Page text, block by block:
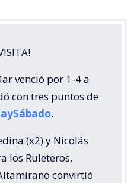
venció por 1-4 a
con tres puntos de
.
(x2) y Nicolás
los Ruleteros,
convirtió